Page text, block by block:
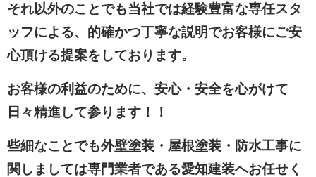
それ以外のことでも当社では経験豊富な専任スタ
ッフによる、的確かつ丁寧な説明でお客様にご安
心頂ける提案をしております。
お客様の利益のために、安心・安全を心がけて
日々精進して参ります！！
些細なことでも外壁塗装・屋根塗装・防水工事に
関しましては専門業者である愛知建装へお任せく